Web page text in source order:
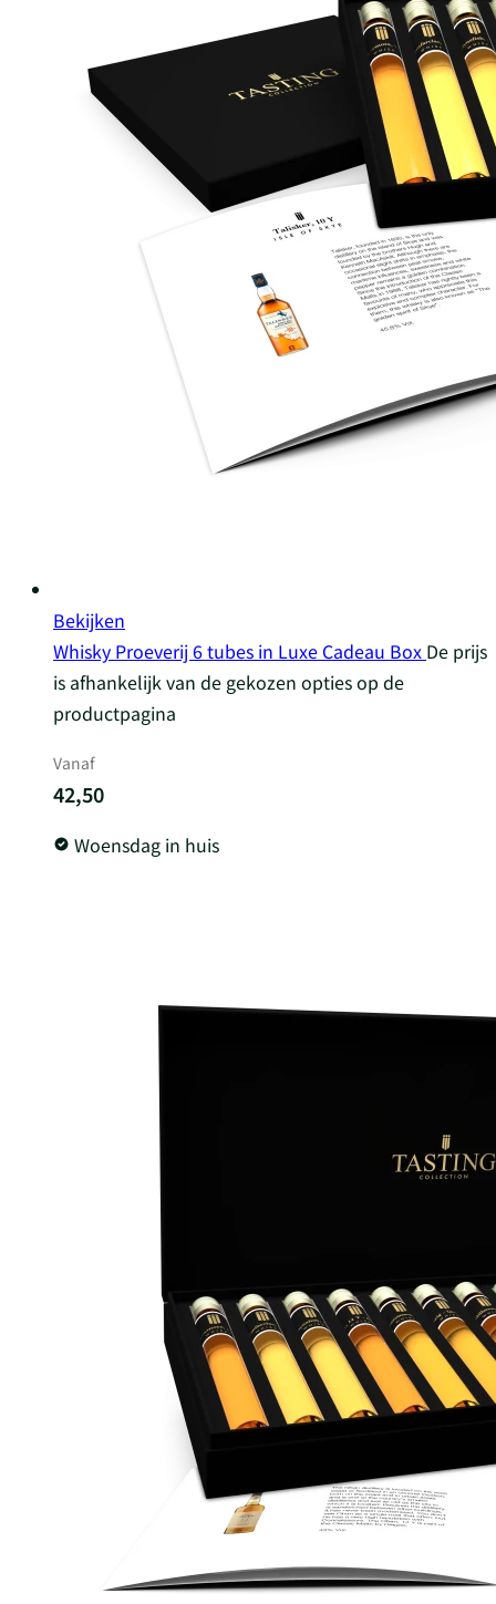
Bekijken
Whisky Proeverij 6 tubes in Luxe Cadeau Box De prijs
is afhankelijk van de gekozen opties op de
productpagina
Vanaf
42,50
Woensdag in huis